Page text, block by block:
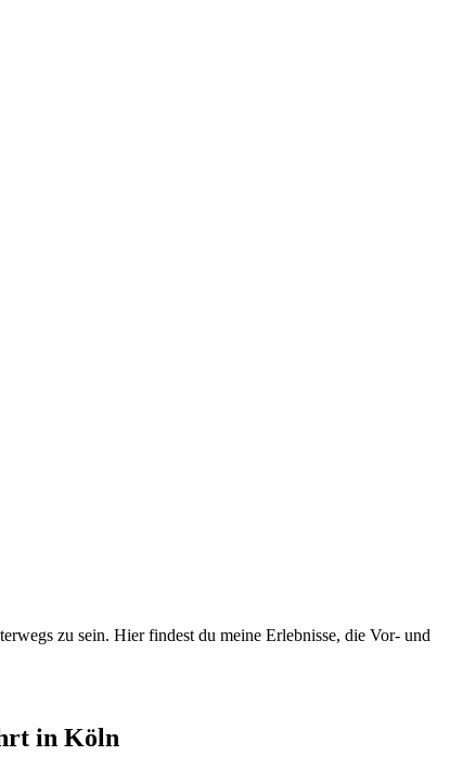
zu sein. Hier findest du meine Erlebnisse, die Vor- und
in Köln